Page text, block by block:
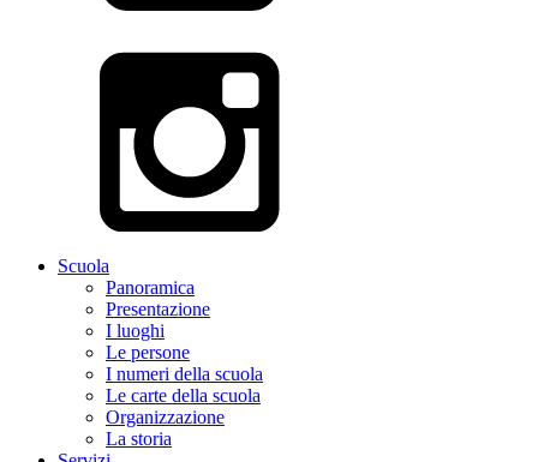
Scuola
Panoramica
Presentazione
I luoghi
Le persone
I numeri della scuola
Le carte della scuola
Organizzazione
La storia